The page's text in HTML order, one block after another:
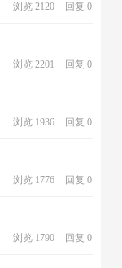
浏览 2120 回复 0
浏览 2201 回复 0
浏览 1936 回复 0
浏览 1776 回复 0
浏览 1790 回复 0